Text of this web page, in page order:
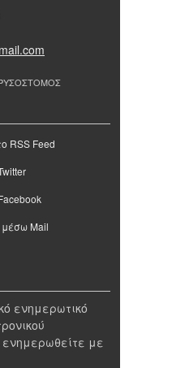
RSS Feed
Mail
ενημερωτικό
με